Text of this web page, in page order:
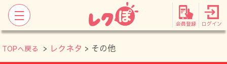
会員登録 ログイン
TOPへ戻る > レクネタ > その他